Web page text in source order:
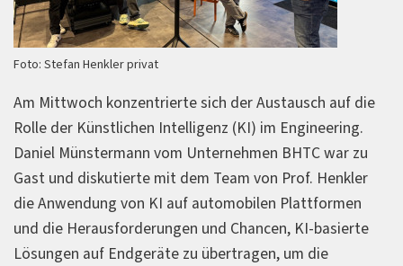
Foto: Stefan Henkler privat
Am Mittwoch konzentrierte sich der Austausch auf die
Rolle der Künstlichen Intelligenz (KI) im Engineering.
Daniel Münstermann vom Unternehmen BHTC war zu
Gast und diskutierte mit dem Team von Prof. Henkler
die Anwendung von KI auf automobilen Plattformen
und die Herausforderungen und Chancen, KI-basierte
Lösungen auf Endgeräte zu übertragen, um die